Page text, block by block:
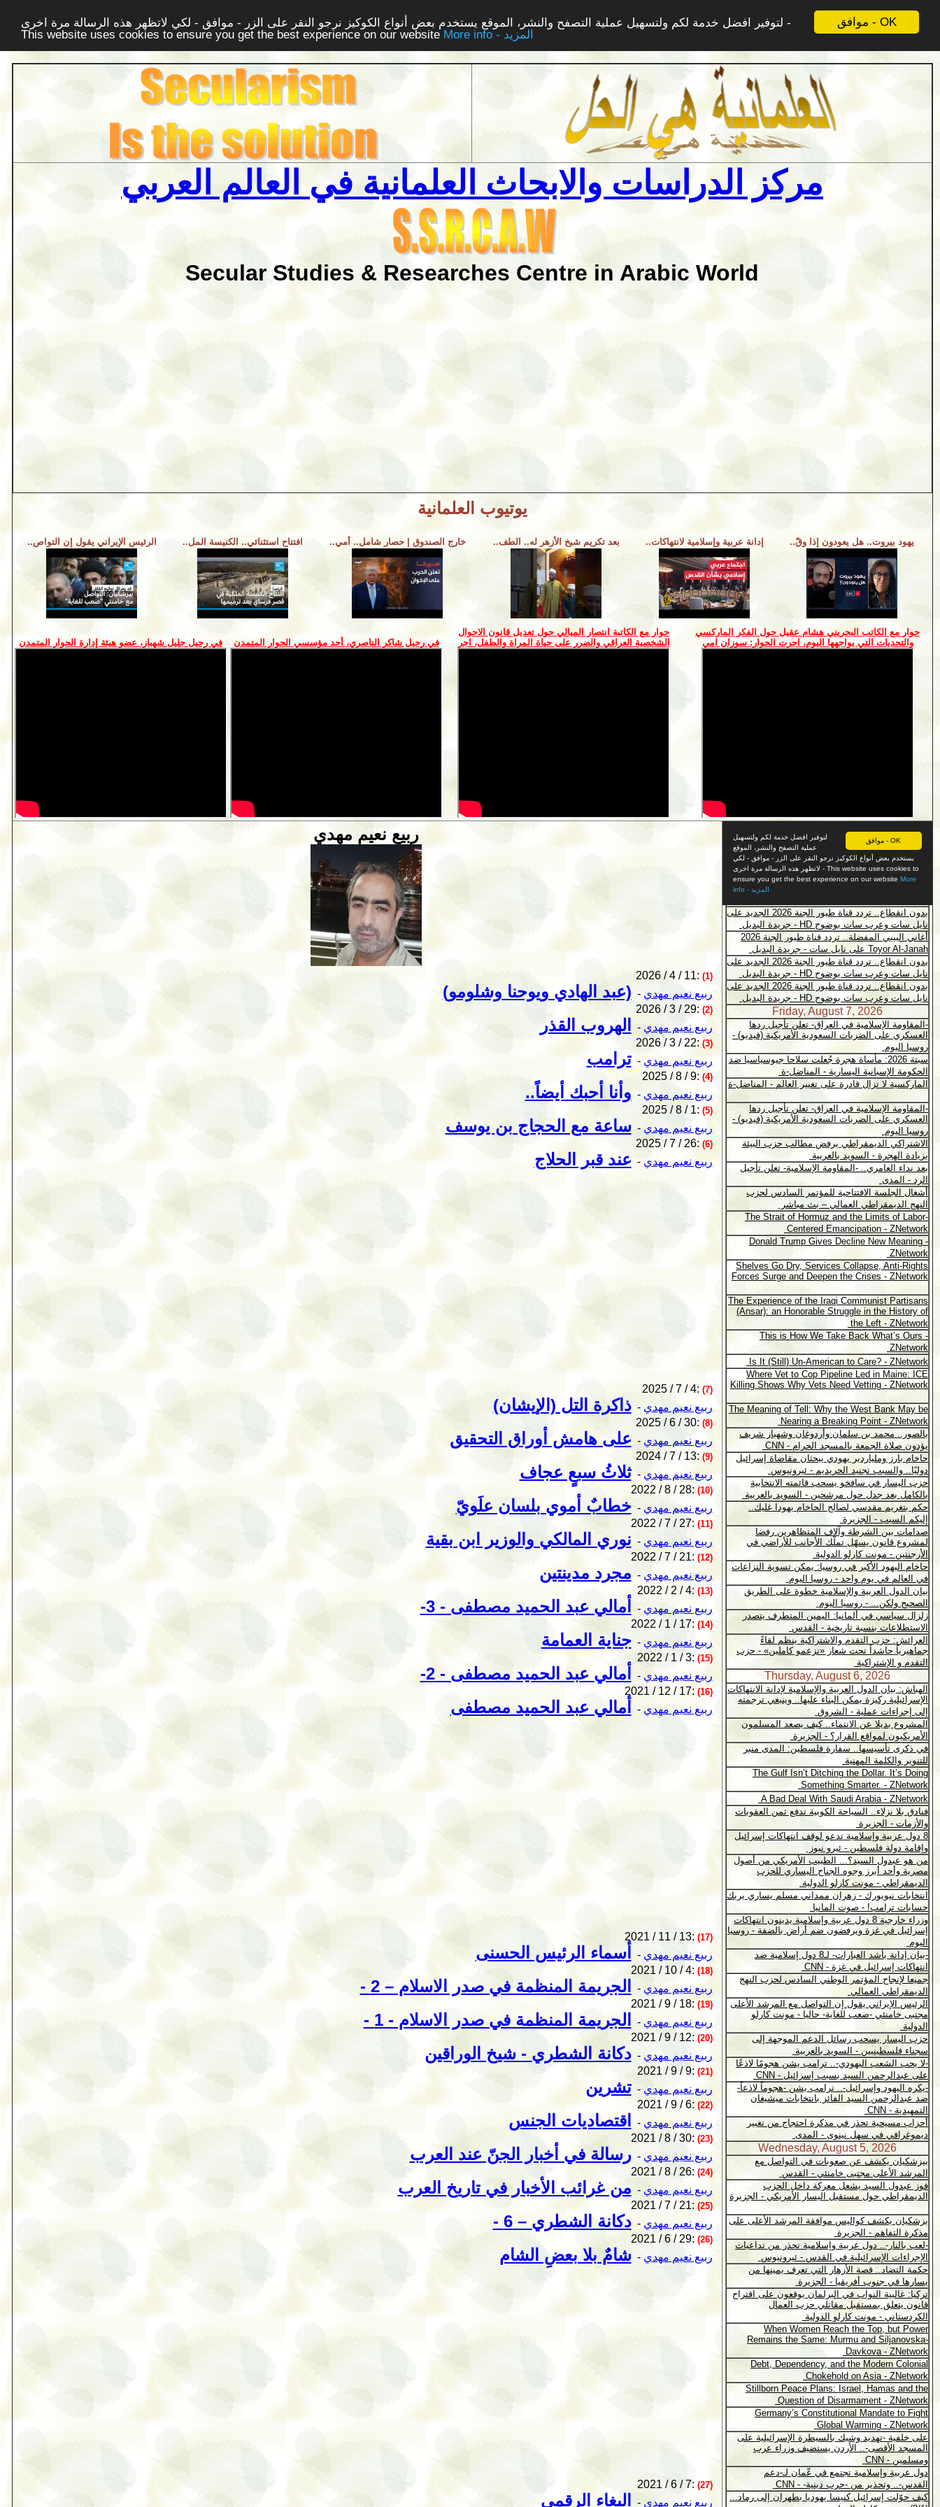
موافق - OK
لتوفير افضل خدمة لكم ولتسهيل عملية التصفح والنشر، الموقع يستخدم بعض أنواع الكوكيز نرجو النقر على الزر - موافق - لكي لاتظهر هذه الرسالة مرة اخرى -
This website uses cookies to ensure you get the best experience on our website
More info - المزيد
مركز الدراسات والابحاث العلمانية في العالم العربي
Secular Studies & Researches Centre in Arabic World
يوتيوب العلمانية
الرئيس الإيراني يقول إن التواص.. افتتاح استثنائي.. الكنيسة المل.. خارج الصندوق | حصار شامل.. أمي.. بعد تكريم شيخ الأزهر له.. الطف.. إدانة عربية وإسلامية لانتهاكات.. يهود بيروت.. هل يعودون إذا وقّ..
في رحيل جليل شهباز، عضو هيئة إدارة الحوار المتمدن في رحيل شاكر الناصري، أحد مؤسسي الحوار المتمدن
حوار مع الكاتبة انتصار الميالي حول تعديل قانون الاحوال
الشخصية العراقي والضرر على حياة المراة والطفل، اجر
حوار مع الكاتب البحريني هشام عقيل حول الفكر الماركسي
والتحديات التي يواجهها اليوم، اجرت الحوار: سوزان امي
ربيع نعيم مهدي
2026 / 4 / 11: (1)
(عبد الهادي ويوحنا وشلومو) - ربيع نعيم مهدي
2026 / 3 / 29: (2)
الهروب القذر - ربيع نعيم مهدي
2026 / 3 / 22: (3)
ترامب- ربيع نعيم مهدي
2025 / 8 / 9: (4)
وأنا أحبك أيضاً.. - ربيع نعيم مهدي
2025 / 8 / 1: (5)
ساعة مع الحجاج بن يوسف- ربيع نعيم مهدي
2025 / 7 / 26: (6)
عند قبر الحلاج - ربيع نعيم مهدي
2025 / 7 / 4: (7)
ذاكرة التل (الإيشان)- ربيع نعيم مهدي
2025 / 6 / 30: (8)
على هامش أوراق التحقيق - ربيع نعيم مهدي
2024 / 7 / 13: (9)
ثلاثُ سبعٍ عجاف- ربيع نعيم مهدي
2022 / 8 / 28: (10)
خطابٌ أموي بلسان علَويّ - ربيع نعيم مهدي
2022 / 7 / 27: (11)
نوري المالكي والوزير ابن بقية - ربيع نعيم مهدي
2022 / 7 / 21: (12)
مجرد مدينتين - ربيع نعيم مهدي
2022 / 2 / 4: (13)
أمالي عبد الحميد مصطفى - 3- - ربيع نعيم مهدي
2022 / 1 / 17: (14)
جناية العمامة - ربيع نعيم مهدي
2022 / 1 / 3: (15)
أمالي عبد الحميد مصطفى - 2- - ربيع نعيم مهدي
2021 / 12 / 17: (16)
أمالي عبد الحميد مصطفى - ربيع نعيم مهدي
2021 / 11 / 13: (17)
أسماء الرئيس الحسنى - ربيع نعيم مهدي
2021 / 10 / 4: (18)
الجريمة المنظمة في صدر الاسلام – 2 - - ربيع نعيم مهدي
2021 / 9 / 18: (19)
الجريمة المنظمة في صدر الاسلام - 1 - - ربيع نعيم مهدي
2021 / 9 / 12: (20)
دكانة الشطري - شيخ الوراقين- ربيع نعيم مهدي
2021 / 9 / 9: (21)
تشرين- ربيع نعيم مهدي
2021 / 9 / 6: (22)
اقتصاديات الجنس - ربيع نعيم مهدي
2021 / 8 / 30: (23)
رسالة في أخبار الجنّ عند العرب- ربيع نعيم مهدي
2021 / 8 / 26: (24)
من غرائب الأخبار في تاريخ العرب - ربيع نعيم مهدي
2021 / 7 / 21: (25)
دكانة الشطري – 6 -- ربيع نعيم مهدي
2021 / 6 / 29: (26)
شامٌ بلا بعضِ الشام- ربيع نعيم مهدي
2021 / 6 / 7: (27)
البغاء الرقمي - ربيع نعيم مهدي